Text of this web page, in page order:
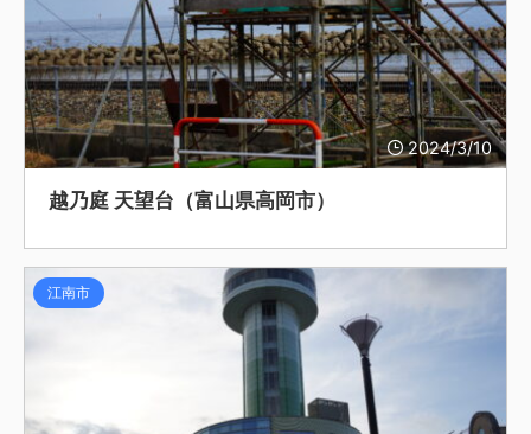
2024/3/10
越乃庭 天望台（富山県高岡市）
江南市